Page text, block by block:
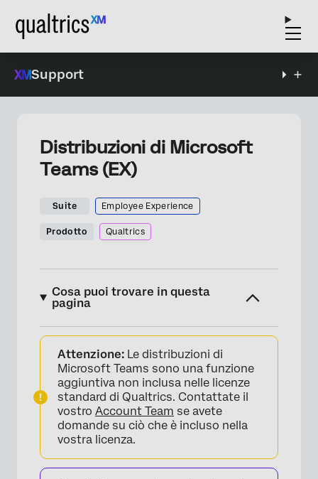
Support
Distribuzioni di Microsoft
Teams (EX)
Suite Employee Experience
Prodotto Qualtrics
Cosa puoi trovare in questa
pagina
Informazioni sulle distribuzioni di Microsoft
Teams
Integrazione con Microsoft Teams
Scaricare l’applicazione QUALTRrics
Preparazione dei partecipanti a Microsoft
Attenzione: Le distribuzioni di
Microsoft Teams sono una funzione
aggiuntiva non inclusa nelle licenze
standard di Qualtrics. Contattate il
vostro Account Team se avete
domande su ciò che è incluso nella
vostra licenza.